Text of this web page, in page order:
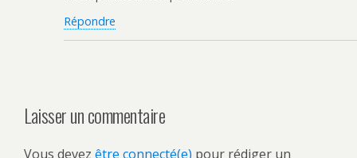
Répondre
Laisser un commentaire
Vous devez être connecté(e) pour rédiger un